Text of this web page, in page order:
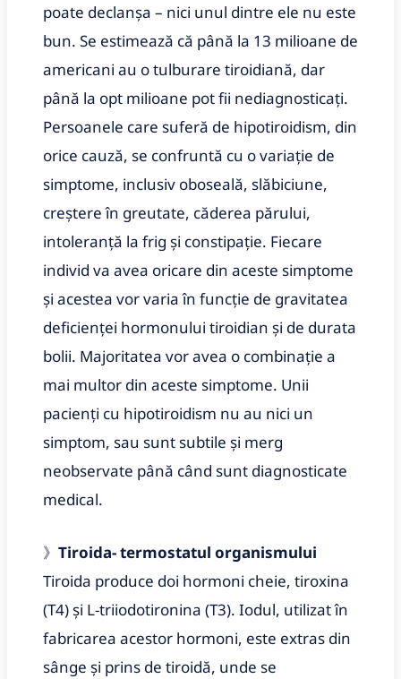
poate declanșa – nici unul dintre ele nu este
bun. Se estimează că până la 13 milioane de
americani au o tulburare tiroidiană, dar
până la opt milioane pot fii nediagnosticați.
Persoanele care suferă de hipotiroidism, din
orice cauză, se confruntă cu o variație de
simptome, inclusiv oboseală, slăbiciune,
creștere în greutate, căderea părului,
intoleranță la frig și constipație. Fiecare
individ va avea oricare din aceste simptome
și acestea vor varia în funcție de gravitatea
deficienței hormonului tiroidian și de durata
bolii. Majoritatea vor avea o combinație a
mai multor din aceste simptome. Unii
pacienți cu hipotiroidism nu au nici un
simptom, sau sunt subtile și merg
neobservate până când sunt diagnosticate
medical.
》 Tiroida- termostatul organismului
Tiroida produce doi hormoni cheie, tiroxina
(T4) și L-triiodotironina (T3). Iodul, utilizat în
fabricarea acestor hormoni, este extras din
sânge și prins de tiroidă, unde se